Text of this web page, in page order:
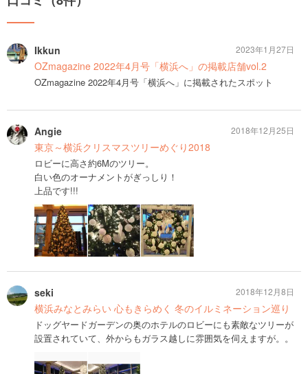
Ikkun
OZmagazine 2022年4月号「横浜へ」の掲載店舗vol.2
OZmagazine 2022年4月号「横浜へ」に掲載されたスポット
2023年1月27日
Angie
東京～横浜クリスマスツリーめぐり2018
ロビーに高さ約6Mのツリー。
白い色のオーナメントがぎっしり！
上品です!!!
2018年12月25日
seki
横浜みなとみらい 心もきらめく 冬のイルミネーション巡り
ドッグヤードガーデンの奥のホテルのロビーにも素敵なツリーが
設置されていて、外からもガラス越しに雰囲気を伺えますが。。
2018年12月8日